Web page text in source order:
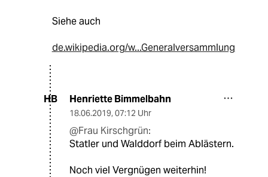
Siehe auch
de.wikipedia.org/w...Generalversammlung
HB Henriette Bimmelbahn
18.06.2019, 07:12 Uhr
@Frau Kirschgrün:
Statler und Walddorf beim Ablästern.
Noch viel Vergnügen weiterhin!